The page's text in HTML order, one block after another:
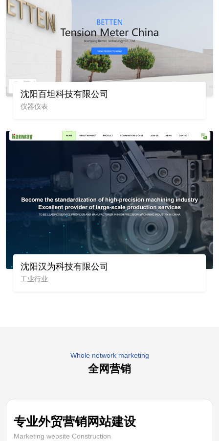
沈阳百坦科技有限公司
仪器仪表
沈阳汉为科技有限公司
工业行业
Whole network marketing
全网营销
专业外贸营销网站建设
Marketing website Construction